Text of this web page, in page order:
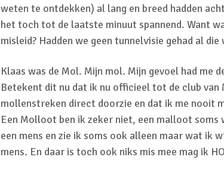
weten te ontdekken) al lang en breed hadden
het toch tot de laatste minuut spannend. Want
misleid? Hadden we geen tunnelvisie gehad al die
Klaas was de Mol. Mijn mol. Mijn gevoel had me
Betekent dit nu dat ik nu officieel tot de club
mollenstreken direct doorzie en dat ik me nooit
Een Molloot ben ik zeker niet, een malloot soms
een mens en zie ik soms ook alleen maar wat ik
mens. En daar is toch ook niks mis mee mag ik